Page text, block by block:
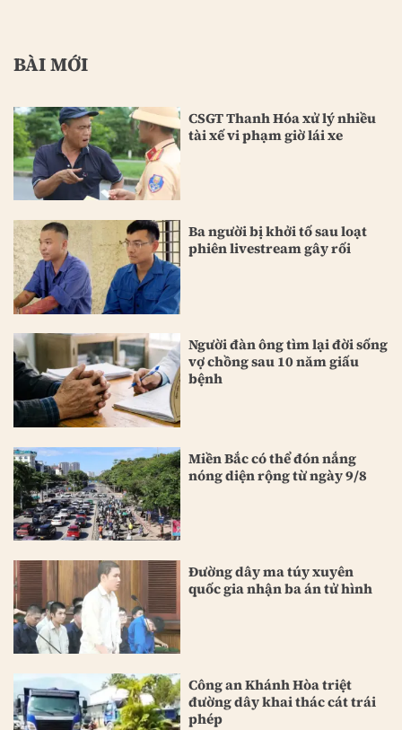
BÀI MỚI
CSGT Thanh Hóa xử lý nhiều
tài xế vi phạm giờ lái xe
Ba người bị khởi tố sau loạt
phiên livestream gây rối
Người đàn ông tìm lại đời sống
vợ chồng sau 10 năm giấu
bệnh
Miền Bắc có thể đón nắng
nóng diện rộng từ ngày 9/8
Đường dây ma túy xuyên
quốc gia nhận ba án tử hình
Công an Khánh Hòa triệt
đường dây khai thác cát trái
phép